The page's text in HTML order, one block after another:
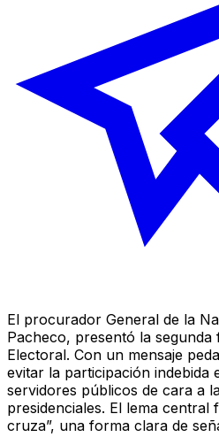
El procurador General de la
Pacheco, presentó la segunda
Electoral. Con un mensaje
evitar la participación indebida
servidores públicos de cara a
presidenciales. El lema central
cruza”, una forma clara de